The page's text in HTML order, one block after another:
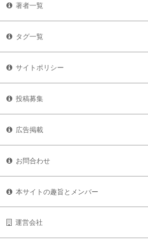
著者一覧
タグ一覧
サイトポリシー
投稿募集
広告掲載
お問合わせ
本サイトの趣旨とメンバー
運営会社